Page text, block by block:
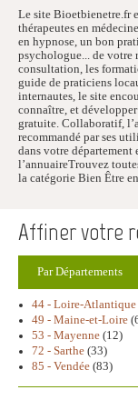
Le site Bioetbienetre.fr
thérapeutes en
en hypnose, un bon
psychologue... de votre
consultation, les
guide de praticiens
internautes, le site
connaître, et
gratuite. Collaboratif,
recommandé par ses
dans votre
l’annuaireTrouvez
la catégorie Bien Être
Affiner votre
Par Départements
44 - Loire-Atlantique
49 - Maine-et-Loire
53 - Mayenne (12)
72 - Sarthe (33)
85 - Vendée (83)